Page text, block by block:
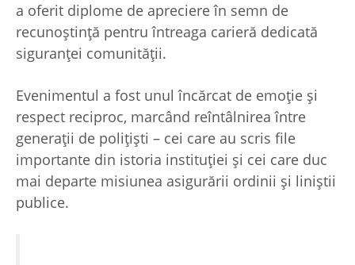
a oferit diplome de apreciere în semn de
recunoștință pentru întreaga carieră dedicată
siguranței comunității.
Evenimentul a fost unul încărcat de emoție și
respect reciproc, marcând reîntâlnirea între
generații de polițiști – cei care au scris file
importante din istoria instituției și cei care duc
mai departe misiunea asigurării ordinii și liniștii
publice.